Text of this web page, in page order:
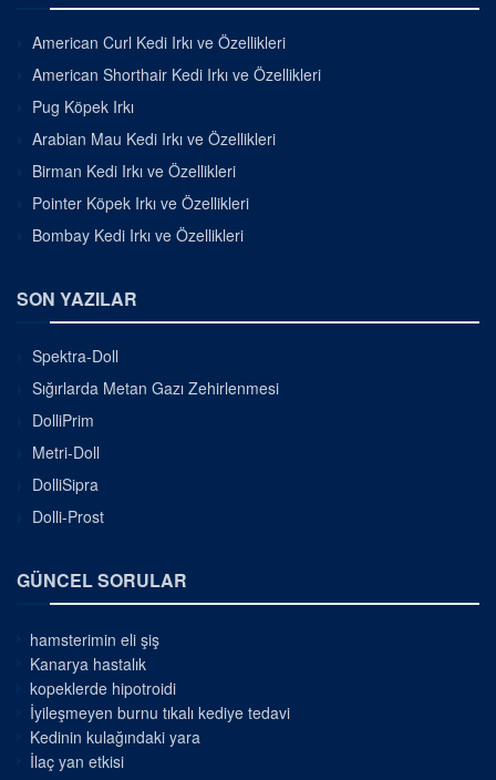
American Curl Kedi Irkı ve Özellikleri
American Shorthair Kedi Irkı ve Özellikleri
Pug Köpek Irkı
Arabian Mau Kedi Irkı ve Özellikleri
Birman Kedi Irkı ve Özellikleri
Pointer Köpek Irkı ve Özellikleri
Bombay Kedi Irkı ve Özellikleri
SON YAZILAR
Spektra-Doll
Sığırlarda Metan Gazı Zehirlenmesi
DolliPrim
Metri-Doll
DolliSipra
Dolli-Prost
GÜNCEL SORULAR
hamsterimin eli şiş
Kanarya hastalık
kopeklerde hipotroidi
İyileşmeyen burnu tıkalı kediye tedavi
Kedinin kulağındaki yara
İlaç yan etkisi